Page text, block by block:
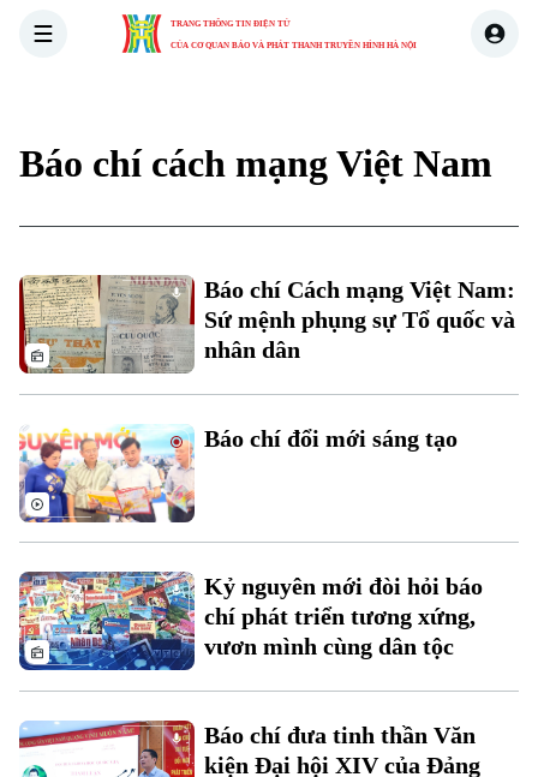
TRANG THÔNG TIN ĐIỆN TỬ
CỦA CƠ QUAN BÁO VÀ PHÁT THANH TRUYỀN HÌNH HÀ NỘI
Xu hướng
Báo chí cách mạng Việt Nam
Báo chí Cách mạng Việt Nam:
Sứ mệnh phụng sự Tổ quốc và
nhân dân
Báo chí đổi mới sáng tạo
Kỷ nguyên mới đòi hỏi báo
chí phát triển tương xứng,
vươn mình cùng dân tộc
Báo chí đưa tinh thần Văn
kiện Đại hội XIV của Đảng